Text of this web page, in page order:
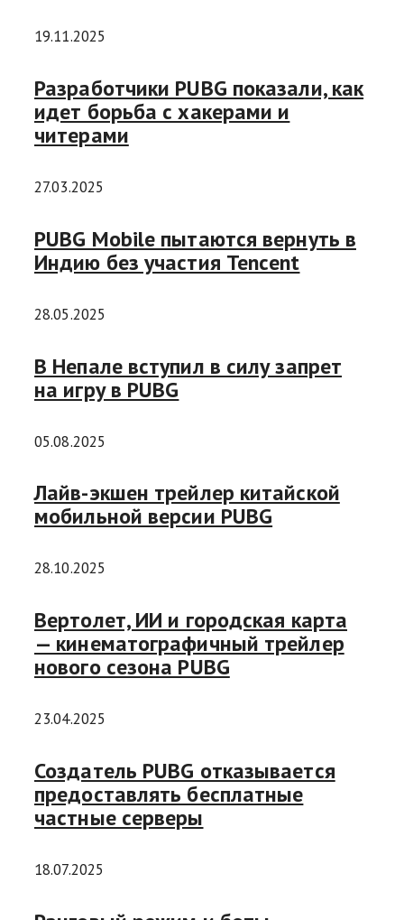
19.11.2025
Разработчики PUBG показали, как
идет борьба с хакерами и
читерами
27.03.2025
PUBG Mobile пытаются вернуть в
Индию без участия Tencent
28.05.2025
В Непале вступил в силу запрет
на игру в PUBG
05.08.2025
Лайв-экшен трейлер китайской
мобильной версии PUBG
28.10.2025
Вертолет, ИИ и городская карта
— кинематографичный трейлер
нового сезона PUBG
23.04.2025
Создатель PUBG отказывается
предоставлять бесплатные
частные серверы
18.07.2025